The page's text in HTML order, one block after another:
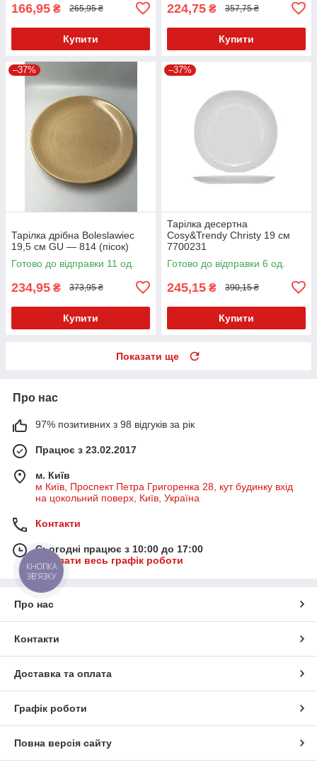
166,95 ₴ 265,95 ₴
Купити
224,75 ₴ 357,75 ₴
Купити
–37%
Тарілка дрібна Boleslawiec
19,5 см GU — 814 (пісок)
Готово до відправки 11 од.
234,95 ₴ 373,95 ₴
Купити
–37%
Тарілка десертна
Cosy&Trendy Christy 19 см
7700231
Готово до відправки 6 од.
245,15 ₴ 390,15 ₴
Купити
Показати ще
Про нас
97% позитивних з 98 відгуків за рік
Працює з 23.02.2017
м. Київ
м Київ, Проспект Петра Григоренка 28, кут будинку вхід
на цокольний поверх, Київ, Україна
Контакти
Сьогодні працює з 10:00 до 17:00
Показати весь графік роботи
Про нас
Контакти
Доставка та оплата
Графік роботи
Повна версія сайту
КНОПКА
ЗВ'ЯЗКУ